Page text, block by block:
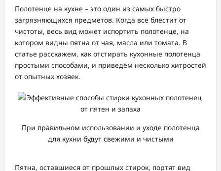
Полотенце на кухне – это один из самых быстро
загрязняющихся предметов. Когда всё блестит от
чистоты, весь вид может испортить полотенце, на
котором видны пятна от чая, масла или томата. В
статье расскажем, как отстирать кухонные полотенца
простыми способами, и приведём несколько хитростей
от опытных хозяек.
При правильном использовании и уходе полотенца
для кухни будут свежими и чистыми
Пятна, оставшиеся от прошлых стирок, портят вид